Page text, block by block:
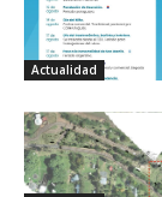
Actualidad